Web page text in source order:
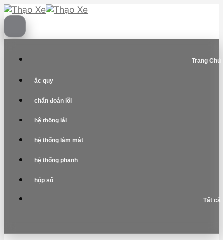
Skip
to
content
Trang Chủ
ắc quy
chẩn đoán lỗi
hệ thống lái
hệ thống làm mát
hệ thống phanh
hộp số
Tất cả